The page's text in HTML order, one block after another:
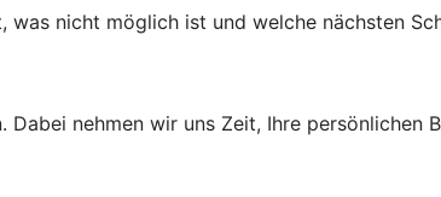
was nicht möglich ist und welche nächsten
Dabei nehmen wir uns Zeit, Ihre persönlichen